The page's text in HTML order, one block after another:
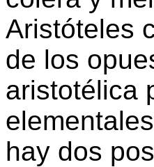
Aristóteles
de los
aristotélica
hay dos